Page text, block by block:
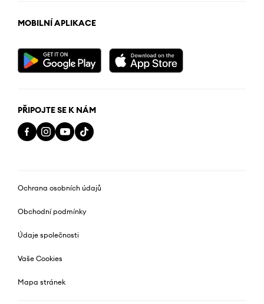
MOBILNÍ APLIKACE
PŘIPOJTE SE K NÁM
Ochrana osobních údajů
Obchodní podmínky
Údaje společnosti
Vaše Cookies
Mapa stránek